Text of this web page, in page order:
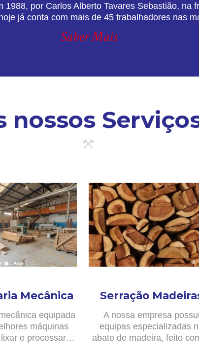
por Carlos Alberto Tavares Sebastião, na
já conta com mais de 45 trabalhadores nas
Saber Mais
nossos
Mecânica
equipada
máquinas
lixar e processar…
Serração
A nossa empresa
equipas especializadas
abate de madeira, feito